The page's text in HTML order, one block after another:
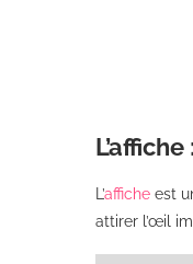
L’affiche est
attirer l’œil